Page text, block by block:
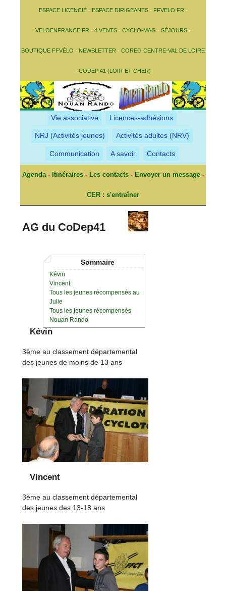
ESPACE LICENCIÉ- ESPACE DIRIGEANTS- FFVELO.FR -
VELOENFRANCE.FR - 4 VENTS - CYCLO-MAG - SÉJOURS -
BOUTIQUE FFVÉLO - NEWSLETTER - COREG CENTRE-VAL DE LOIRE
- CODEP 41 (LOIR-ET-CHER)
Vie associative Licences-adhésions
NRJ (Activités jeunes) Activités adultes (NRV)
Communication A savoir Contacts
Agenda- Itinéraires- Les contacts- Envoyer un message-
CER : s'entraîner
AG du CoDep41
Sommaire
Kévin
Vincent
Tous les jeunes récompensés au
Julie
Tous les jeunes récompensés
Nouan Rando
Kévin
3ème au classement départemental
des jeunes de moins de 13 ans
Vincent
3ème au classement départemental
des jeunes des 13-18 ans